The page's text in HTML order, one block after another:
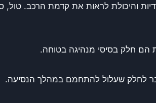
והיכולת לראות את קדמת הרכב. טול,
הם חלק בסיסי מנהיגה בטוחה.
לחלק שעלול להתחמם במהלך הנסיעה.